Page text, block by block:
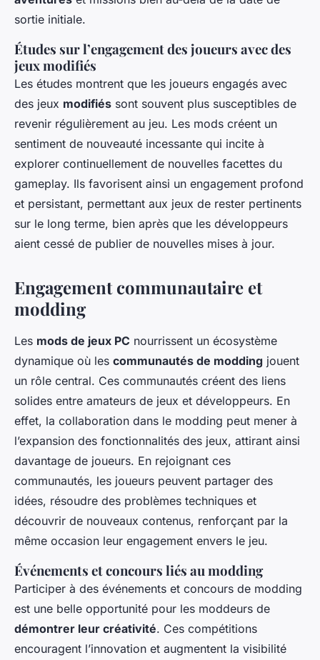
sortie initiale.
Études sur l’engagement des joueurs avec des
jeux modifiés
Les études montrent que les joueurs engagés avec
des jeux modifiés sont souvent plus susceptibles de
revenir régulièrement au jeu. Les mods créent un
sentiment de nouveauté incessante qui incite à
explorer continuellement de nouvelles facettes du
gameplay. Ils favorisent ainsi un engagement profond
et persistant, permettant aux jeux de rester pertinents
sur le long terme, bien après que les développeurs
aient cessé de publier de nouvelles mises à jour.
Engagement communautaire et
modding
Les mods de jeux PC nourrissent un écosystème
dynamique où les communautés de modding jouent
un rôle central. Ces communautés créent des liens
solides entre amateurs de jeux et développeurs. En
effet, la collaboration dans le modding peut mener à
l’expansion des fonctionnalités des jeux, attirant ainsi
davantage de joueurs. En rejoignant ces
communautés, les joueurs peuvent partager des
idées, résoudre des problèmes techniques et
découvrir de nouveaux contenus, renforçant par la
même occasion leur engagement envers le jeu.
Événements et concours liés au modding
Participer à des événements et concours de modding
est une belle opportunité pour les moddeurs de
démontrer leur créativité. Ces compétitions
encouragent l’innovation et augmentent la visibilité